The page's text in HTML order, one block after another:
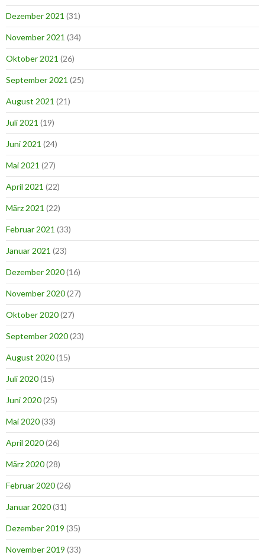
Dezember 2021 (31)
November 2021 (34)
Oktober 2021 (26)
September 2021 (25)
August 2021 (21)
Juli 2021 (19)
Juni 2021 (24)
Mai 2021 (27)
April 2021 (22)
März 2021 (22)
Februar 2021 (33)
Januar 2021 (23)
Dezember 2020(16)
November 2020(27)
Oktober 2020(27)
September 2020(23)
August 2020(15)
Juli 2020(15)
Juni 2020(25)
Mai 2020(33)
April 2020(26)
März 2020(28)
Februar 2020(26)
Januar 2020(31)
Dezember 2019 (35)
November 2019 (33)